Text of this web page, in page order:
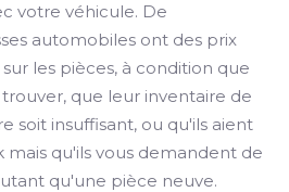
votre véhicule. De
automobiles ont des prix
les pièces, à condition que
trouver, que leur inventaire de
soit insuffisant, ou qu'ils aient
mais qu'ils vous demandent de
qu'une pièce neuve.